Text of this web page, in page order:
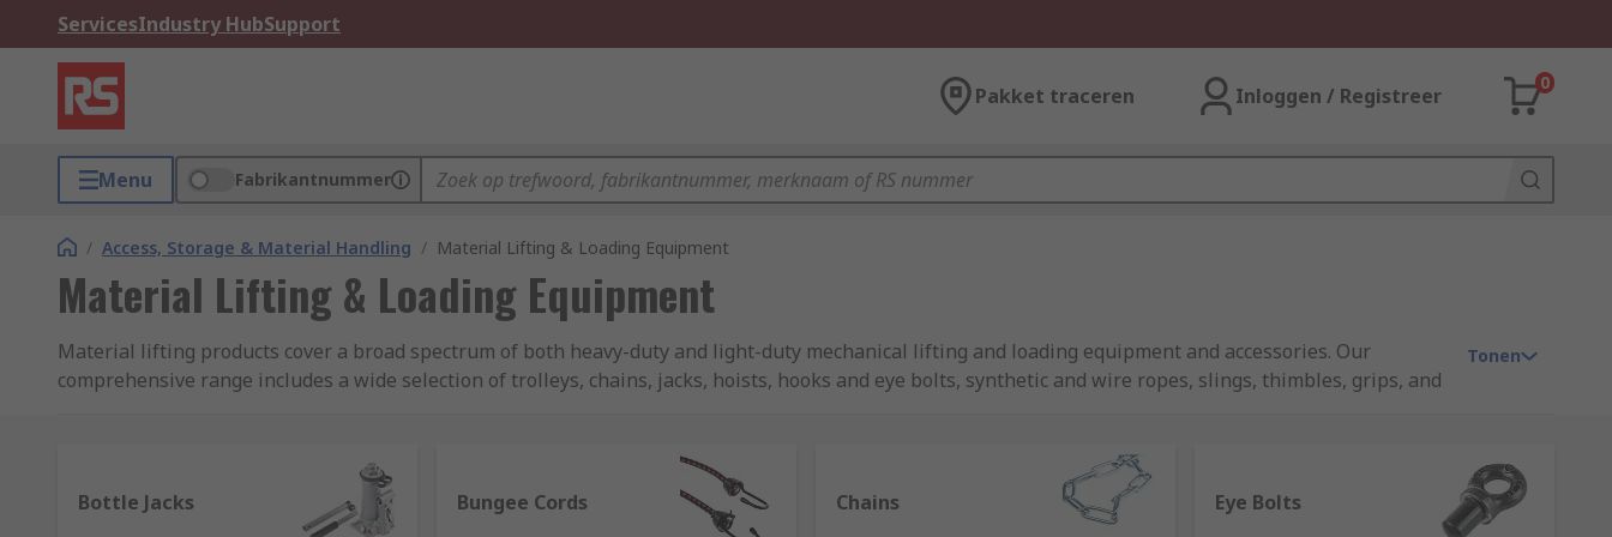
ServicesIndustry HubSupport
Pakket traceren Inloggen / Registreer
0
Menu Fabrikantnummer
/ Access, Storage & Material Handling / Material Lifting & Loading Equipment
Material Lifting & Loading Equipment
Material lifting products cover a broad spectrum of both heavy-duty and light-duty mechanical lifting and loading equipment and accessories. Our
comprehensive range includes a wide selection of trolleys, chains, jacks, hoists, hooks and eye bolts, synthetic and wire ropes, slings, thimbles, grips, and
Selecting the right material lifting equipment for the job type:
Bottle jacks and axle stands:A bottle jack, also called a piston jack, is for automotive lifting, designed to raise vehicles off the ground. While a bottle jack
Tonen
Bottle Jacks Bungee Cords Chains Eye Bolts